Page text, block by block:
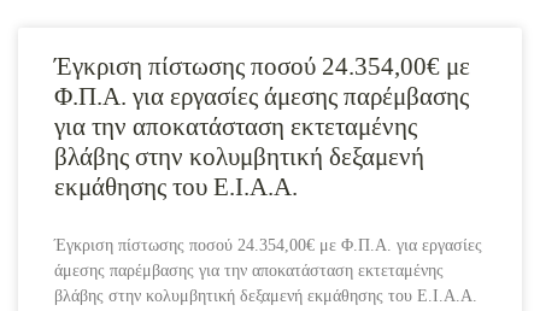
Έγκριση πίστωσης ποσού 24.354,00€ με
Φ.Π.Α. για εργασίες άμεσης παρέμβασης
για την αποκατάσταση εκτεταμένης
βλάβης στην κολυμβητική δεξαμενή
εκμάθησης του Ε.Ι.Α.Α.
Έγκριση πίστωσης ποσού 24.354,00€ με Φ.Π.Α. για εργασίες
άμεσης παρέμβασης για την αποκατάσταση εκτεταμένης
βλάβης στην κολυμβητική δεξαμενή εκμάθησης του Ε.Ι.Α.Α.